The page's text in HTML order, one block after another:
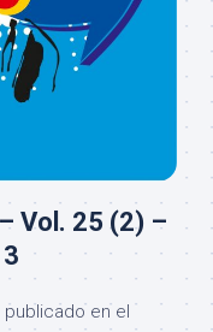
Vol. 25 (2) –
en el